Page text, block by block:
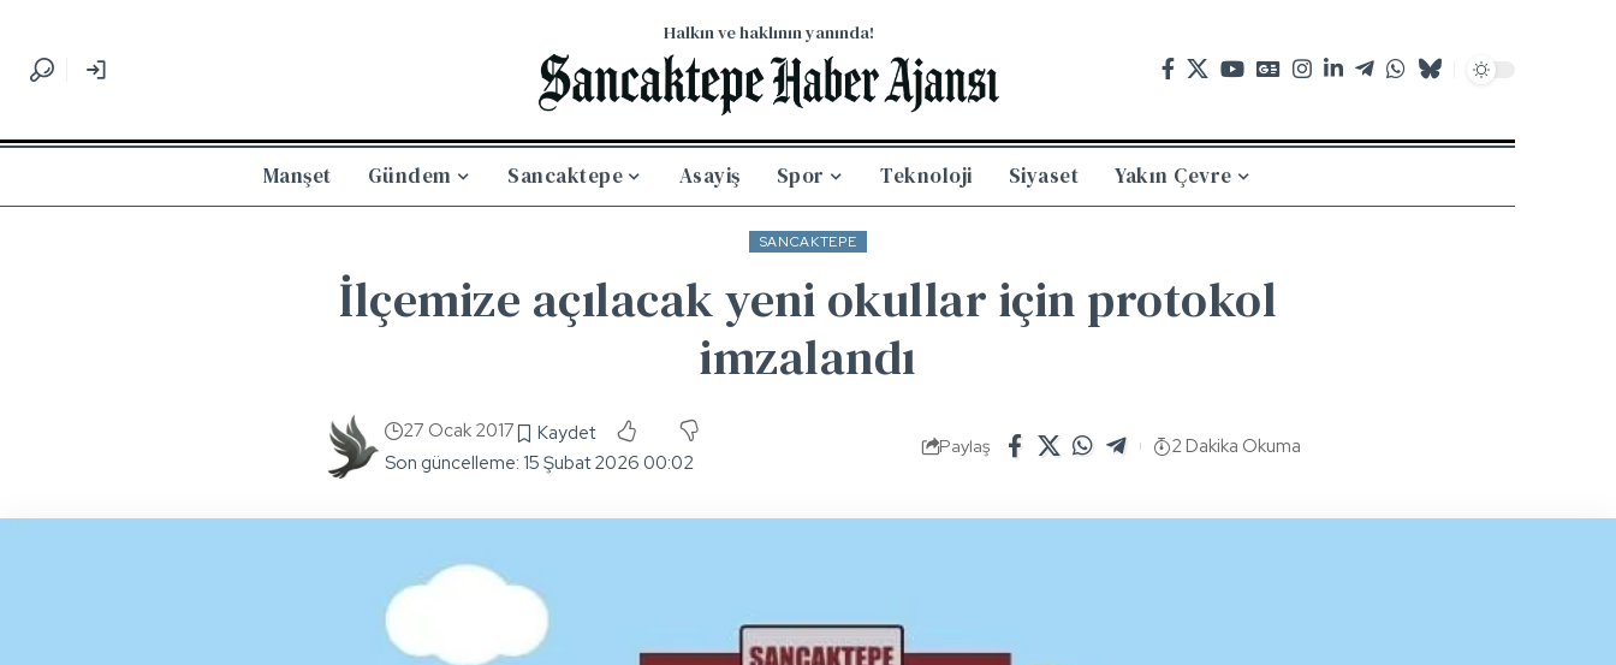
Halkın ve haklının yanında!
Manşet Gündem Sancaktepe Asayiş Spor Teknoloji Siyaset Yakın Çevre
SANCAKTEPE
İlçemize açılacak yeni okullar için protokol
imzalandı
Son güncelleme: 15 Şubat 2026 00:02
27 Ocak 2017
Paylaş 2 Dakika Okuma